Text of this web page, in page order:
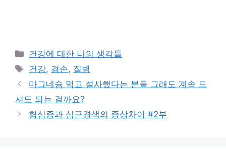
카
테
리
건강에 대한 나의 생각들
태
그
건강, 겸손, 질병
마그네슘 먹고 설사했다는 분들 그래도 계속 드
셔도 되는 걸까요?
협심증과 심근경색의 증상차이 #2부